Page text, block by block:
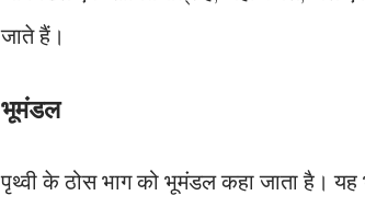
जाते हैं।
भूमंडल
पृथ्वी के ठोस भाग को भूमंडल कहा जाता है। यह